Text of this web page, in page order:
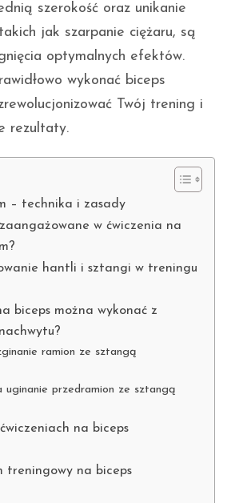
szerokość oraz unikanie
jak szarpanie ciężaru, są
optymalnych efektów.
wykonać biceps
Twój trening i
rezultaty.
– technika i zasady
w ćwiczenia na
hantli i sztangi w treningu
biceps można wykonać z
ramion ze sztangą
uginanie przedramion ze sztangą
na biceps
treningowy na biceps